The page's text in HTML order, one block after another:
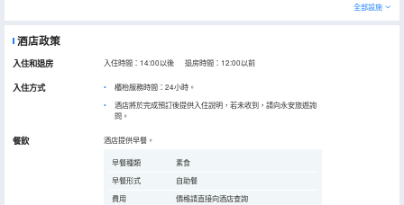
全部設施
酒店政策
入住和退房 入住時間：14:00以後 退房時間：12:00以前
入住方式
櫃枱服務時間：24小時。
酒店將於完成預訂後提供入住說明，若未收到，請向永安旅遊詢
問。
餐飲 酒店提供早餐。
早餐種類
素食
早餐形式
自助餐
費用
價格請直接向酒店查詢